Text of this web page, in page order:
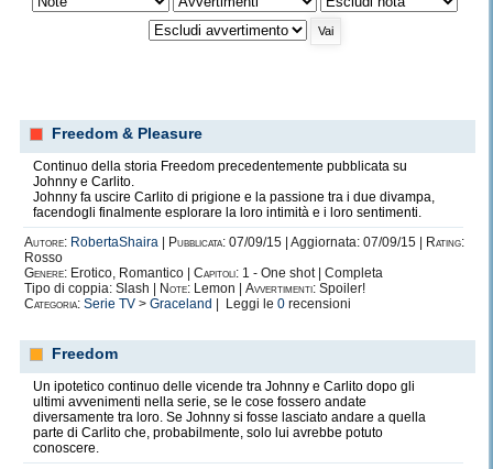
Freedom & Pleasure
Continuo della storia Freedom precedentemente pubblicata su
Johnny e Carlito.
Johnny fa uscire Carlito di prigione e la passione tra i due divampa,
facendogli finalmente esplorare la loro intimità e i loro sentimenti.
Autore: RobertaShaira Pubblicata: 07/09/15 | Aggiornata: 07/09/15 |
Rating:
Rosso
Genere: Erotico, Romantico | Capitoli: 1 - One shot | Completa
Tipo di coppia: Slash |
Note: Lemon | Avvertimenti: Spoiler!
Categoria: Serie TV > Graceland | Leggi le 0 recensioni
Freedom
Un ipotetico continuo delle vicende tra Johnny e Carlito dopo gli
ultimi avvenimenti nella serie, se le cose fossero andate
diversamente tra loro. Se Johnny si fosse lasciato andare a quella
parte di Carlito che, probabilmente, solo lui avrebbe potuto
conoscere.